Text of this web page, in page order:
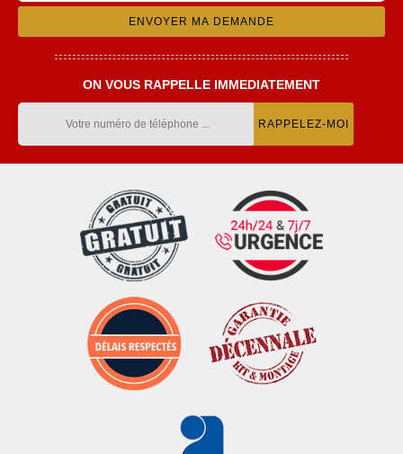
ON VOUS RAPPELLE IMMEDIATEMENT